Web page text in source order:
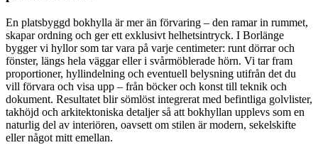
En platsbyggd bokhylla är mer än förvaring – den ramar in rummet,
skapar ordning och ger ett exklusivt helhetsintryck. I Borlänge
bygger vi hyllor som tar vara på varje centimeter: runt dörrar och
fönster, längs hela väggar eller i svårmöblerade hörn. Vi tar fram
proportioner, hyllindelning och eventuell belysning utifrån det du
vill förvara och visa upp – från böcker och konst till teknik och
dokument. Resultatet blir sömlöst integrerat med befintliga golvlister,
takhöjd och arkitektoniska detaljer så att bokhyllan upplevs som en
naturlig del av interiören, oavsett om stilen är modern, sekelskifte
eller något mitt emellan.